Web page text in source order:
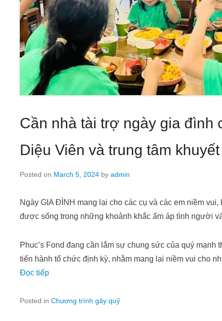
Cần nhà tài trợ ngày gia đình
Diệu Viên và trung tâm
Posted on March 5, 2024 by admin
Ngày GIA ĐÌNH mang lại cho các cụ và các em niềm
được sống trong những khoảnh khắc ấm áp tình người
Phuc’s Fond đang cần lắm sự chung sức của quý
tiến hành tổ chức định kỳ, nhằm mang lại niềm vui cho
Đọc tiếp
Posted in Chương trình gây quỹ